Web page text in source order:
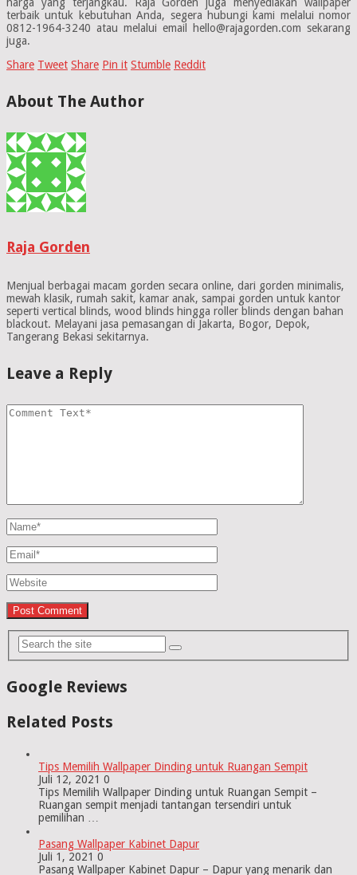
terbaik untuk kebutuhan Anda, segera hubungi kami melalui nomor
0812-1964-3240 atau melalui email hello@rajagorden.com sekarang
juga.
Share Tweet Share Pin it Stumble Reddit
About The Author
Raja Gorden
Menjual berbagai macam gorden secara online, dari gorden minimalis,
mewah klasik, rumah sakit, kamar anak, sampai gorden untuk kantor
seperti vertical blinds, wood blinds hingga roller blinds dengan bahan
blackout. Melayani jasa pemasangan di Jakarta, Bogor, Depok,
Tangerang Bekasi sekitarnya.
Leave a Reply
Google Reviews
Related Posts
Tips Memilih Wallpaper Dinding untuk Ruangan Sempit
Juli 12, 2021 0
Tips Memilih Wallpaper Dinding untuk Ruangan Sempit –
Ruangan sempit menjadi tantangan tersendiri untuk
pemilihan …
Pasang Wallpaper Kabinet Dapur
Juli 1, 2021 0
Pasang Wallpaper Kabinet Dapur – Dapur yang menarik dan